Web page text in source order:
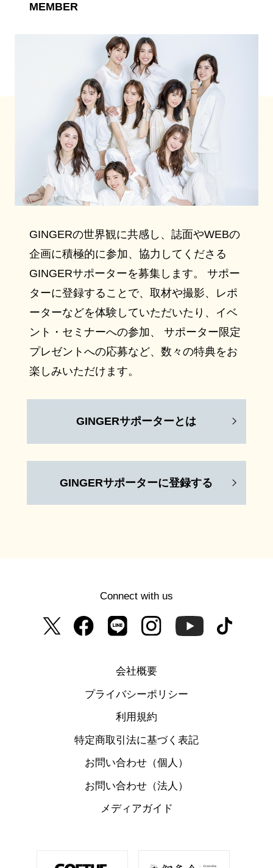
MEMBER
GINGERの世界観に共感し、誌面やWEBの
企画に積極的に参加、協力してくださる
GINGERサポーターを募集します。 サポー
ターに登録することで、取材や撮影、レポ
ーターなどを体験していただいたり、イベ
ント・セミナーへの参加、 サポーター限定
プレゼントへの応募など、数々の特典をお
楽しみいただけます。
GINGERサポーターとは
GINGERサポーターに登録する
Connect with us
会社概要
プライバシーポリシー
利用規約
特定商取引法に基づく表記
お問い合わせ（個人）
お問い合わせ（法人）
メディアガイド